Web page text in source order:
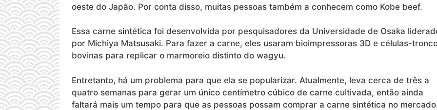
oeste do Japão. Por conta disso, muitas pessoas também a conhecem como Kobe beef.
Essa carne sintética foi desenvolvida por pesquisadores da Universidade de Osaka
por Michiya Matsusaki. Para fazer a carne, eles usaram bioimpressoras 3D e células-
bovinas para replicar o marmoreio distinto do wagyu.
Entretanto, há um problema para que ela se popularizar. Atualmente, leva cerca de três a
quatro semanas para gerar um único centímetro cúbico de carne cultivada, então ainda
faltará mais um tempo para que as pessoas possam comprar a carne sintética no